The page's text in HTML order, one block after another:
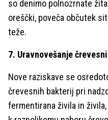
so denimo polnozrnate
oreščki, poveča občutek
teže.
7. Uravnovešanje
Nove raziskave se
črevesnih bakterij pri
fermentirana živila in